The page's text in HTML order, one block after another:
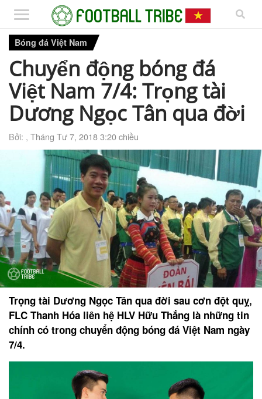
Bóng đá Việt Nam
Chuyển động bóng đá
Việt Nam 7/4: Trọng tài
Dương Ngọc Tân qua đời
Bởi: , Tháng Tư 7, 2018 3:20 chiều
Trọng tài Dương Ngọc Tân qua đời sau cơn đột quỵ,
FLC Thanh Hóa liên hệ HLV Hữu Thắng là những tin
chính có trong chuyển động bóng đá Việt Nam ngày
7/4.